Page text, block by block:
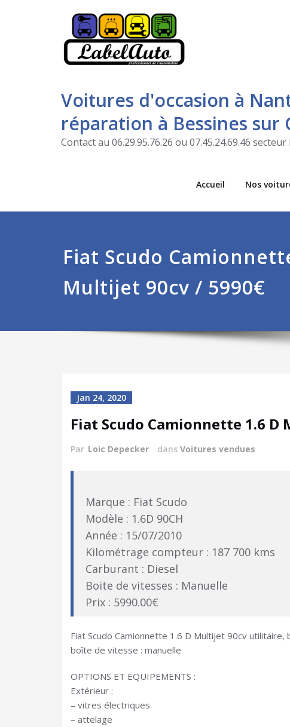
Voitures d'occasion à
réparation à Bessines sur
Contact au 06.29.95.76.26 ou 07.45.24.69.46
Accueil Nos
Fiat Scudo
Multijet 90cv / 5990€
Jan 24, 2020
Fiat Scudo Camionnette 1.6
Par Loic Depecker dans Voitures vendues
Marque : Fiat Scudo
Modèle : 1.6D 90CH
Année : 15/07/2010
Kilométrage compteur : 187 700 kms
Carburant : Diesel
Boite de vitesses : Manuelle
Prix : 5990.00€
Fiat Scudo Camionnette 1.6 D Multijet 90cv
boîte de vitesse : manuelle
OPTIONS ET EQUIPEMENTS :
Extérieur :
– vitres électriques
– attelage